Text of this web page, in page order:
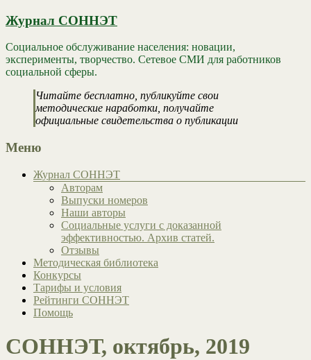
Журнал СОННЭТ
Социальное обслуживание населения: новации,
эксперименты, творчество. Сетевое СМИ для работников
социальной сферы.
Читайте бесплатно, публикуйте свои
методические наработки, получайте
официальные свидетельства о публикации
Меню
Журнал СОННЭТ
Авторам
Выпуски номеров
Наши авторы
Социальные услуги с доказанной
эффективностью. Архив статей.
Отзывы
Методическая библиотека
Конкурсы
Тарифы и условия
Рейтинги СОННЭТ
Помощь
СОННЭТ, октябрь, 2019